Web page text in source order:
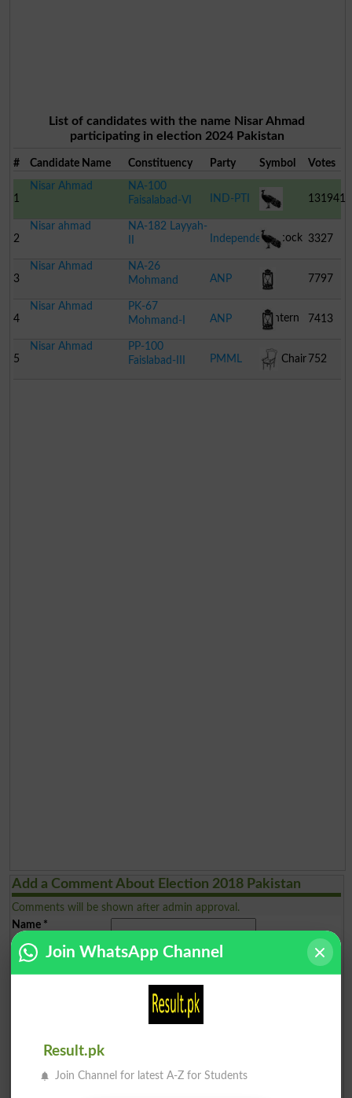
List of candidates with the name Nisar Ahmad
participating in election 2024 Pakistan
# Candidate Name Constituency Party Symbol Votes
1
Nisar Ahmad
NA-100
Faisalabad-VI
IND-PTI
Peacock
131941
2
Nisar ahmad
NA-182 Layyah-
Independent
Peacock
3327
3
Nisar Ahmad
NA-26
Mohmand
ANP
Lantern
7797
4
Nisar Ahmad
PK-67
Mohmand-I
ANP
Lantern
7413
5
Nisar Ahmad
PP-100
Faislabad-III
PMML Chair 752
Add a Comment About Election 2018 Pakistan
Comments will be shown after admin approval.
Name*
Email
Join WhatsApp Channel
Result.pk
Join Channel for latest A-Z for Students